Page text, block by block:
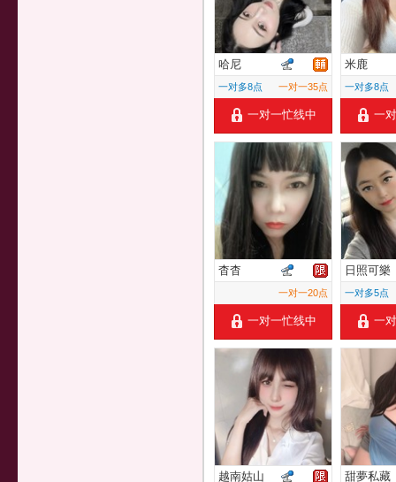
哈尼
一对多8点 一对一35点
一对一忙线中
米鹿
一对多8点
一
杳杳
一对一20点
一对一忙线中
日照可樂
一对多5点
一
越南姑山 甜夢私藏